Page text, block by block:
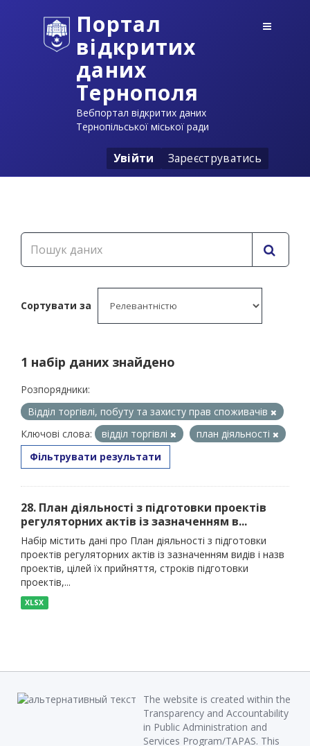
Портал
відкритих
даних
Тернополя
Вебпортал відкритих даних
Тернопільської міської ради
Увійти Зареєструватись
Сортувати за
1 набір даних знайдено
Розпорядники:
Відділ торгівлі, побуту та захисту прав споживачів
Ключові слова:
відділ торгівлі
план діяльності
Фільтрувати результати
28. План діяльності з підготовки проектів
регуляторних актів із зазначенням в...
Набір містить дані про План діяльності з підготовки
проектів регуляторних актів із зазначенням видів і назв
проектів, цілей їх прийняття, строків підготовки
проектів,...
XLSX
The website is created within the
Transparency and Accountability
in Public Administration and
Services Program/TAPAS. This